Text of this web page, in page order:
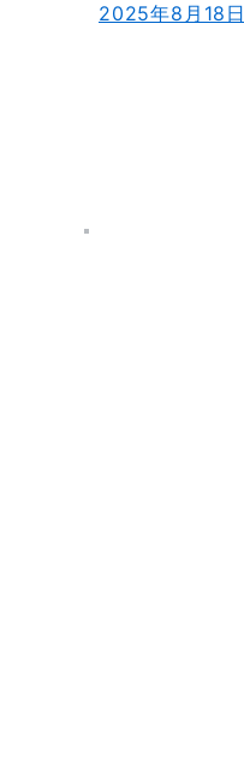
2025年8月18日